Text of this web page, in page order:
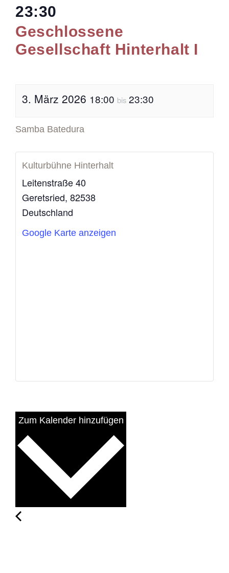
23:30
Geschlossene
Gesellschaft Hinterhalt I
3. März 2026 18:00 bis 23:30
Samba Batedura
Kulturbühne Hinterhalt
Leitenstraße 40
Geretsried, 82538
Deutschland
Google Karte anzeigen